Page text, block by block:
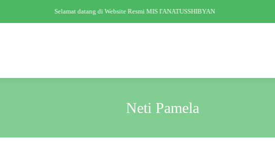
Selamat datang di Website Resmi MIS I'ANATUSSHIBYAN
Neti Pamela